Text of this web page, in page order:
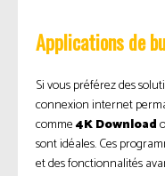
Applications de
Si vous préférez des
connexion internet
comme4K Download
sont idéales. Ces
et des fonctionnalités